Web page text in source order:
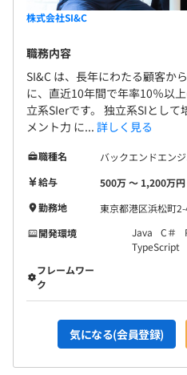
株式会社SI&C
職務内容
SI&C は、長年にわたる顧客か
に、直近10年間で年率10％以
立系SIerです。 独立系SIとし
メント力 に... 詳しく見る
職種名
バックエンドエン
給与
500万 〜 1,200万円
勤務地
東京都港区浜松町2-
開発環境
Java C＃
TypeScript
フレームワー
ク
気になる(会員登録)